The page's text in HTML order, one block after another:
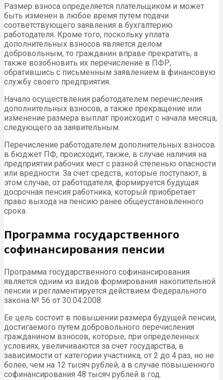
Размер взноса определяется плательщиком и может
быть изменен в любое время путем подачи
соответствующего заявления в бухгалтерию
работодателя. Кроме того, поскольку уплата
дополнительных взносов является делом
добровольным, то гражданин вправе прекратить, а
также возобновить их перечисление в ПФР,
обратившись с письменным заявлением в финансовую
службу своего предприятия.
Начало осуществления работодателем перечисления
дополнительных взносов, а также прекращение или
изменение размера выплат происходит с начала месяца,
следующего за заявительным.
Перечисление работодателем дополнительных взносов
в бюджет ПФ, происходит, также, в случае наличия на
предприятии рабочих мест с разной степенью опасности
или вредности. За счет средств, которые поступают, в
этом случае, от работодателя, формируется будущая
досрочная пенсия работника, который приобретает
право выхода на пенсию ранее общеустановленного
срока.
Программа государственного
софинансирования пенсии
Программа государственного софинансирования
является одним из видов формирования накопительной
пенсии и регламентируется действием Федерального
закона № 56 от 30.04.2008.
Ее цель состоит в повышении размера будущей пенсии,
достигаемого путем добровольного перечисления
гражданином взносов, которые, при определенных
условиях, увеличиваются за счет государства, в
зависимости от категории участника, от 2 до 4 раз, но не
более, чем на 12 тысяч рублей, а в случае повышенного
софинансирования 48 тысяч рублей в год.